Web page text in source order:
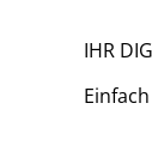
IHR
Einfach